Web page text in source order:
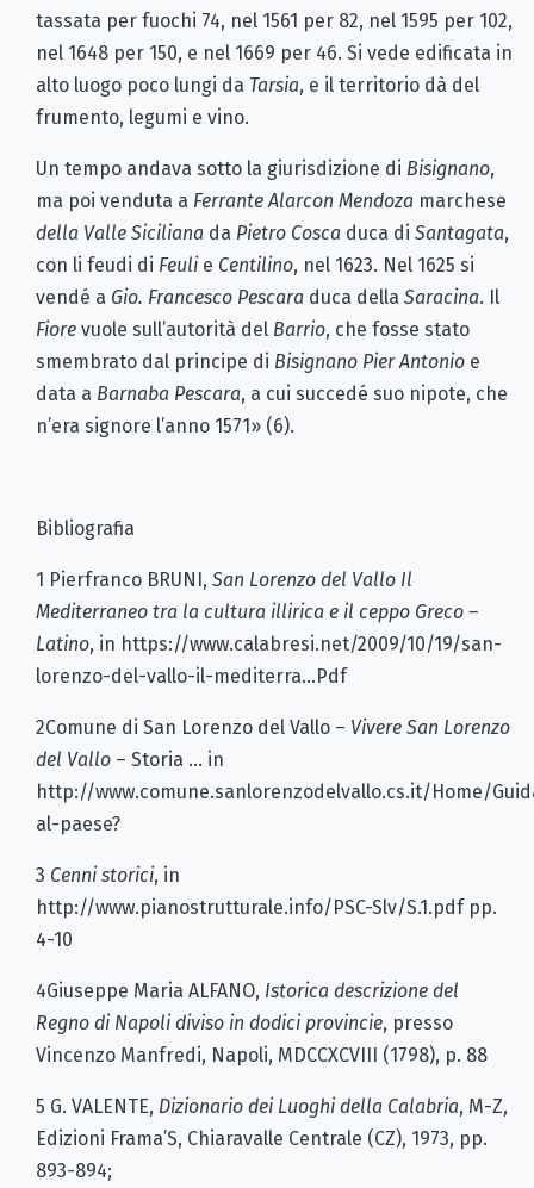
tassata per fuochi 74, nel 1561 per 82, nel 1595 per 102,
nel 1648 per 150, e nel 1669 per 46. Si vede edificata in
alto luogo poco lungi da Tarsia, e il territorio dà del
frumento, legumi e vino.
Un tempo andava sotto la giurisdizione di Bisignano,
ma poi venduta a Ferrante Alarcon Mendoza marchese
della Valle Siciliana da Pietro Cosca duca di Santagata,
con li feudi di Feulie Centilino, nel 1623. Nel 1625 si
vendé a Gio. Francesco Pescara duca della Saracina. Il
Fiore vuole sull’autorità del Barrio, che fosse stato
smembrato dal principe di Bisignano Pier Antonio e
data a Barnaba Pescara, a cui succedé suo nipote, che
n’era signore l’anno 1571» (6).
Bibliografia
1 Pierfranco BRUNI, San Lorenzo del Vallo Il
Mediterraneo tra la cultura illirica e il ceppo Greco –
Latino, in https://www.calabresi.net/2009/10/19/san-
lorenzo-del-vallo-il-mediterra...Pdf
2Comune di San Lorenzo del Vallo – Vivere San Lorenzo
del Vallo – Storia … in
http://www.comune.sanlorenzodelvallo.cs.it/Home/
al-paese?
3 Cenni storici, in
http://www.pianostrutturale.info/PSC-Slv/S.1.pdf pp.
4-10
4Giuseppe Maria ALFANO, Istorica descrizione del
Regno di Napoli diviso in dodici provincie, presso
Vincenzo Manfredi, Napoli, MDCCXCVIII (1798), p. 88
5 G. VALENTE, Dizionario dei Luoghi della Calabria, M-Z,
Edizioni Frama’S, Chiaravalle Centrale (CZ), 1973, pp.
893-894;